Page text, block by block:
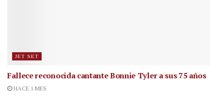
JET SET
Fallece reconocida cantanteBonnie Tyler a sus 75 años
HACE 1 MES